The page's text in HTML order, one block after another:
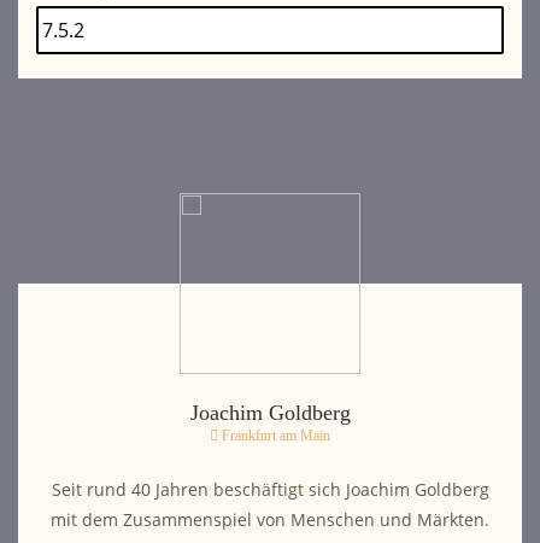
Joachim Goldberg
Frankfurt am Main
Seit rund 40 Jahren beschäftigt sich Joachim Goldberg
mit dem Zusammenspiel von Menschen und Märkten.